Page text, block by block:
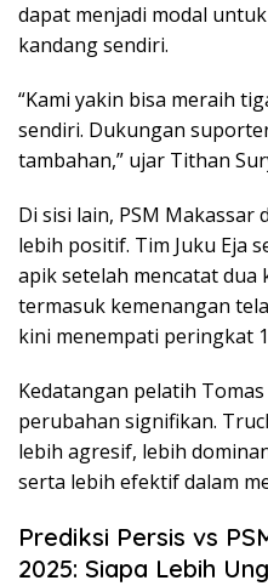
dapat menjadi modal
kandang sendiri.
“Kami yakin bisa meraih
sendiri. Dukungan
tambahan,” ujar Tithan
Di sisi lain, PSM
lebih positif. Tim Juku Eja
apik setelah mencatat
termasuk kemenangan
kini menempati peringkat
Kedatangan pelatih
perubahan signifikan.
lebih agresif, lebih
serta lebih efektif dalam
Prediksi Persis vs
2025: Siapa Lebih